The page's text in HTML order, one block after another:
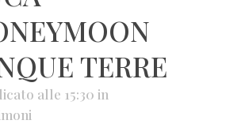
TERRE
alle 15:30 in